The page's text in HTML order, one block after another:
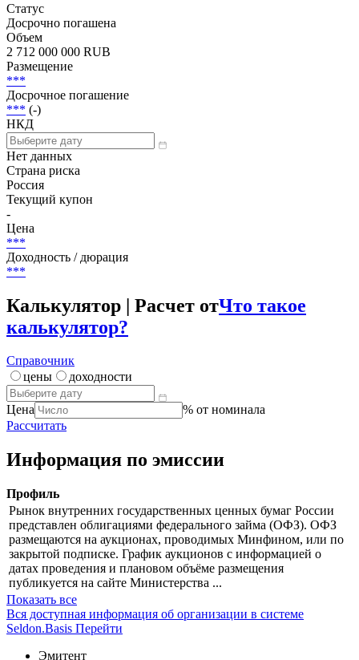
Статус
Досрочно погашена
Объем
2 712 000 000 RUB
Размещение
***
Досрочное погашение
*** (-)
НКД
Нет данных
Страна риска
Россия
Текущий купон
-
Цена
***
Доходность / дюрация
***
Калькулятор | Расчет отЧто такое
калькулятор?
Справочник
цены
доходности
Цена
% от номинала
Рассчитать
Информация по эмиссии
Профиль
Рынок внутренних государственных ценных бумаг России
представлен облигациями федерального займа (ОФЗ). ОФЗ
размещаются на аукционах, проводимых Минфином, или по
закрытой подписке. График аукционов с информацией о
датах проведения и плановом объёме размещения
публикуется на сайте Министерства ...
Показать все
Вся доступная информация об организации в системе
Seldon.Basis Перейти
Эмитент